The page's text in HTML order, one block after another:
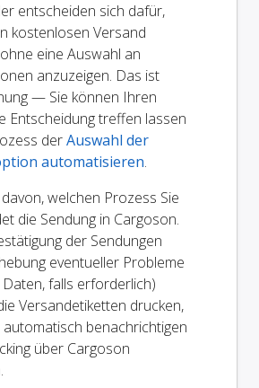
entscheiden sich dafür,
kostenlosen Versand
eine Auswahl an
anzuzeigen. Das ist
— Sie können Ihren
Entscheidung treffen lassen
derAuswahl der
automatisieren.
welchen Prozess Sie
die Sendung in Cargoson.
der Sendungen
eventueller Probleme
falls erforderlich)
Versandetiketten drucken,
benachrichtigen
über Cargoson